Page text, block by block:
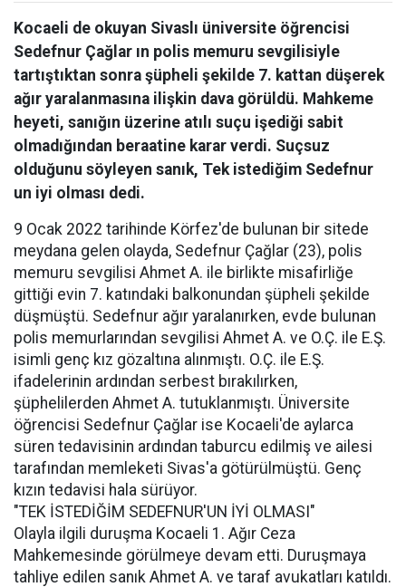
Kocaeli de okuyan Sivaslı üniversite öğrencisi
Sedefnur Çağlar ın polis memuru sevgilisiyle
tartıştıktan sonra şüpheli şekilde 7. kattan düşerek
ağır yaralanmasına ilişkin dava görüldü. Mahkeme
heyeti, sanığın üzerine atılı suçu işediği sabit
olmadığından beraatine karar verdi. Suçsuz
olduğunu söyleyen sanık, Tek istediğim Sedefnur
un iyi olması dedi.
9 Ocak 2022 tarihinde Körfez'de bulunan bir sitede
meydana gelen olayda, Sedefnur Çağlar (23), polis
memuru sevgilisi Ahmet A. ile birlikte misafirliğe
gittiği evin 7. katındaki balkonundan şüpheli şekilde
düşmüştü. Sedefnur ağır yaralanırken, evde bulunan
polis memurlarından sevgilisi Ahmet A. ve O.Ç. ile E.Ş.
isimli genç kız gözaltına alınmıştı. O.Ç. ile E.Ş.
ifadelerinin ardından serbest bırakılırken,
şüphelilerden Ahmet A. tutuklanmıştı. Üniversite
öğrencisi Sedefnur Çağlar ise Kocaeli'de aylarca
süren tedavisinin ardından taburcu edilmiş ve ailesi
tarafından memleketi Sivas'a götürülmüştü. Genç
kızın tedavisi hala sürüyor.
"TEK İSTEDİĞİM SEDEFNUR'UN İYİ OLMASI"
Olayla ilgili duruşma Kocaeli 1. Ağır Ceza
Mahkemesinde görülmeye devam etti. Duruşmaya
tahliye edilen sanık Ahmet A. ve taraf avukatları katıldı.